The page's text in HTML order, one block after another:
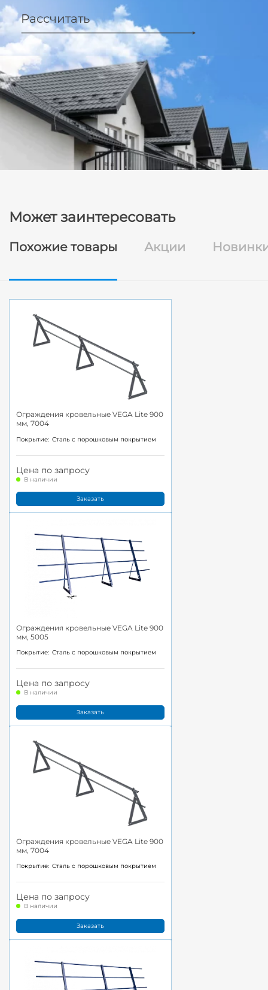
Рассчитать
Может заинтересовать
Похожие товары Акции
Ограждения кровельные VEGA Lite 900
мм, 7004
Покрытие: Cталь с порошковым покрытием
Цена по запросу
В наличии
Заказать
Ограждения кровельные VEGA Lite 900
мм, 5005
Покрытие: Cталь с порошковым покрытием
Цена по запросу
В наличии
Заказать
Ограждения кровельные VEGA Lite 900
мм, 7004
Покрытие: Cталь с порошковым покрытием
Цена по запросу
В наличии
Заказать